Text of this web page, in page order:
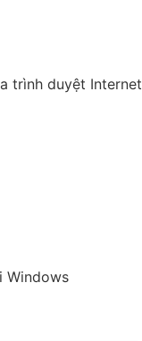
trình duyệt Internet
Windows